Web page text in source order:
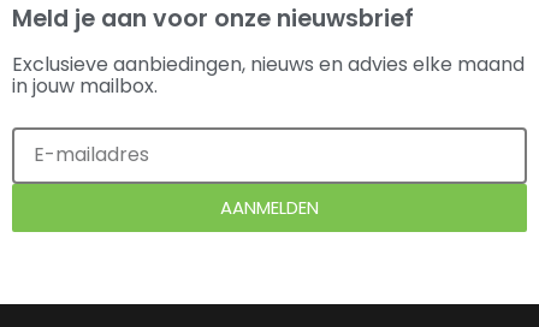
Meld je aan voor onze nieuwsbrief
Exclusieve aanbiedingen, nieuws en advies elke maand
in jouw mailbox.
AANMELDEN